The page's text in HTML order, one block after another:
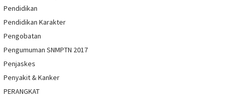
Pendidikan
Pendidikan Karakter
Pengobatan
Pengumuman SNMPTN 2017
Penjaskes
Penyakit & Kanker
PERANGKAT